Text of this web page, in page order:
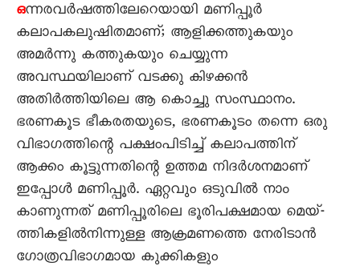
ഒന്നരവർഷത്തിലേറെയായി മണിപ്പൂർ
കലാപകലുഷിതമാണ്; ആളിക്കത്തുകയും
അമർന്നു കത്തുകയും ചെയ്യുന്ന
അവസ്ഥയിലാണ് വടക്കു കിഴക്കൻ
അതിർത്തിയിലെ ആ കൊച്ചു സംസ്ഥാനം.
ഭരണകൂട ഭീകരതയുടെ, ഭരണകൂടം തന്നെ ഒരു
വിഭാഗത്തിന്റെ പക്ഷംപിടിച്ച് കലാപത്തിന്
ആക്കം കൂട്ടുന്നതിന്റെ ഉത്തമ നിദർശനമാണ്
ഇപ്പോൾ മണിപ്പൂർ. ഏറ്റവും ഒടുവിൽ നാം
കാണുന്നത് മണിപ്പൂരിലെ ഭൂരിപക്ഷമായ മെയ്-
ത്തികളിൽനിന്നുള്ള ആക്രമണത്തെ നേരിടാൻ
ഗോത്രവിഭാഗമായ കുക്കികളും